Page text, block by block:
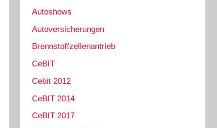
Autoshows
Autoversicherungen
Brennstoffzellenantrieb
CeBIT
Cebit 2012
CeBIT 2014
CeBIT 2017